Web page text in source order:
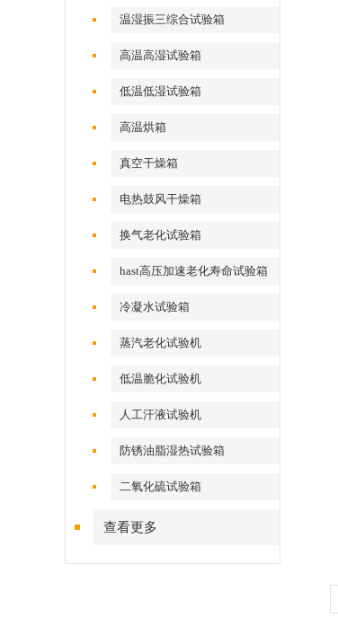
温湿振三综合试验箱
高温高湿试验箱
低温低湿试验箱
高温烘箱
真空干燥箱
电热鼓风干燥箱
换气老化试验箱
hast高压加速老化寿命试验箱
冷凝水试验箱
蒸汽老化试验机
低温脆化试验机
人工汗液试验机
防锈油脂湿热试验箱
二氧化硫试验箱
查看更多